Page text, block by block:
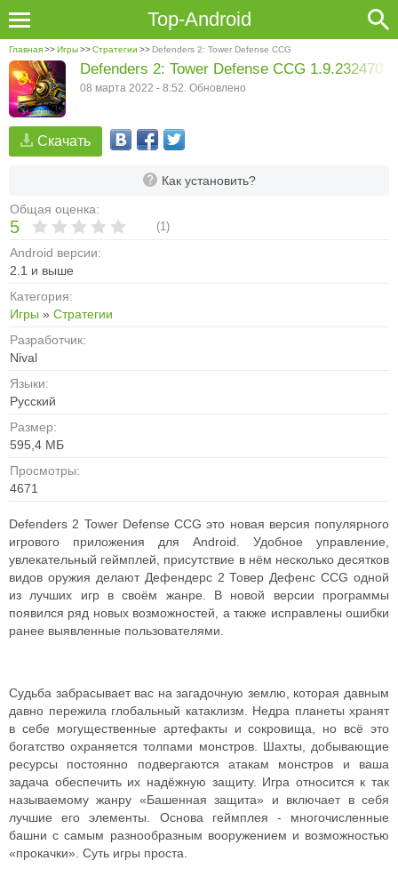
Top-Android
Главная>>Игры>>Стратегии >> Defenders 2: Tower Defense CCG
Скачать
Как установить?
Общая оценка:
5 (1)
Android версии:
2.1 и выше
Категория:
Игры » Стратегии
Разработчик:
Nival
Языки:
Русский
Размер:
595,4 МБ
Просмотры:
4671
Defenders 2: Tower Defense CCG 1.9.232470
08 марта 2022 - 8:52. Обновлено
Defenders 2 Tower Defense CCG это новая версия популярного
игрового приложения для Android. Удобное управление,
увлекательный геймплей, присутствие в нём несколько десятков
видов оружия делают Дефендерс 2 Товер Дефенс CCG одной
из лучших игр в своём жанре. В новой версии программы
появился ряд новых возможностей, а также исправлены ошибки
ранее выявленные пользователями.
Судьба забрасывает вас на загадочную землю, которая давным
давно пережила глобальный катаклизм. Недра планеты хранят
в себе могущественные артефакты и сокровища, но всё это
богатство охраняется толпами монстров. Шахты, добывающие
ресурсы постоянно подвергаются атакам монстров и ваша
задача обеспечить их надёжную защиту. Игра относится к так
называемому жанру «Башенная защита» и включает в себя
лучшие его элементы. Основа геймплея - многочисленные
башни с самым разнообразным вооружением и возможностью
«прокачки». Суть игры проста.